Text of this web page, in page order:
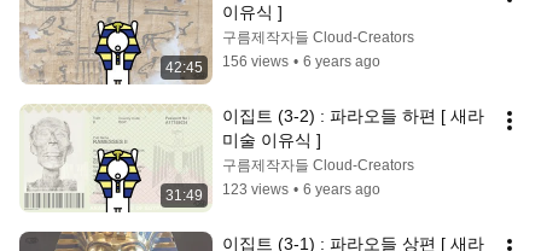
42:45
이유식 ]
구름제작자들 Cloud-Creators
156 views • 6 years ago
31:49
이집트 (3-2) : 파라오들 하편 [ 새라
미술 이유식 ]
구름제작자들 Cloud-Creators
123 views • 6 years ago
이집트 (3-1) : 파라오들 상편 [ 새라